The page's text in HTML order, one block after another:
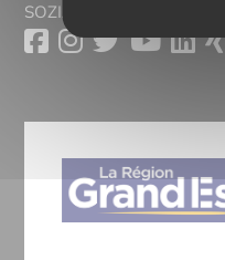
SOZIALE MEDIEN